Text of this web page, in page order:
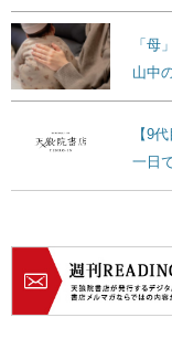
「母
山中
【9
一日